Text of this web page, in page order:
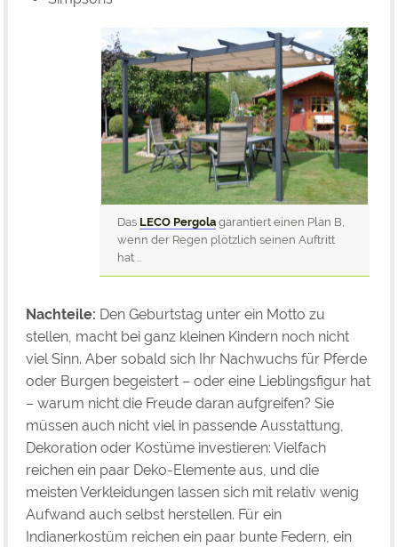
Das LECO Pergola garantiert einen Plan B,
wenn der Regen plötzlich seinen Auftritt
hat …
Nachteile: Den Geburtstag unter ein Motto zu
stellen, macht bei ganz kleinen Kindern noch nicht
viel Sinn. Aber sobald sich Ihr Nachwuchs für Pferde
oder Burgen begeistert – oder eine Lieblingsfigur hat
– warum nicht die Freude daran aufgreifen? Sie
müssen auch nicht viel in passende Ausstattung,
Dekoration oder Kostüme investieren: Vielfach
reichen ein paar Deko-Elemente aus, und die
meisten Verkleidungen lassen sich mit relativ wenig
Aufwand auch selbst herstellen. Für ein
Indianerkostüm reichen ein paar bunte Federn, ein